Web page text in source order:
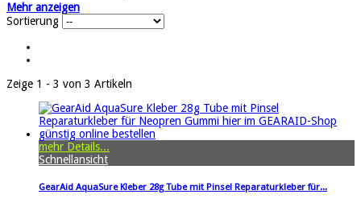
Mehr anzeigen
Sortierung
Zeige 1 - 3 von 3 Artikeln
mehr Details...
Schnellansicht
GearAid AquaSure Kleber 28g Tube mit Pinsel Reparaturkleber für...